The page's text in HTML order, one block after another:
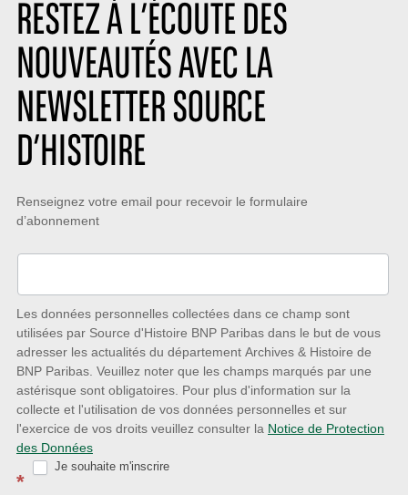
RESTEZ À L’ÉCOUTE DES
NOUVEAUTÉS AVEC LA
NEWSLETTER SOURCE
D’HISTOIRE
Restez
à
l’écoute
nouveautés
avec
la
Newsletter
Source
d’Histoire
Renseignez votre email pour recevoir le formulaire
d’abonnement
Les données personnelles collectées dans ce champ sont
utilisées par Source d'Histoire BNP Paribas dans le but de vous
adresser les actualités du département Archives & Histoire de
BNP Paribas. Veuillez noter que les champs marqués par une
astérisque sont obligatoires. Pour plus d'information sur la
collecte et l'utilisation de vos données personnelles et sur
l'exercice de vos droits veuillez consulter la Notice de Protection
des Données
*
Je souhaite m'inscrire